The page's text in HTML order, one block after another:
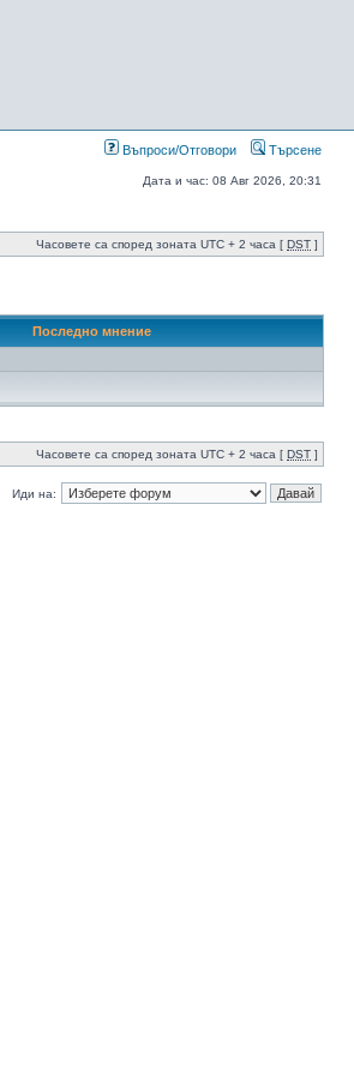
Въпроси/Отговори Търсене
Дата и час: 08 Авг 2026, 20:31
Часовете са според зоната UTC + 2 часа [ DST ]
Последно мнение
Часовете са според зоната UTC + 2 часа [ DST ]
Иди на: